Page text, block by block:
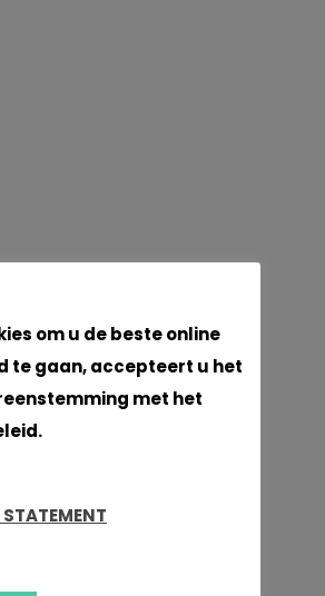
om u de beste online
te gaan, accepteert u het
met het
STATEMENT